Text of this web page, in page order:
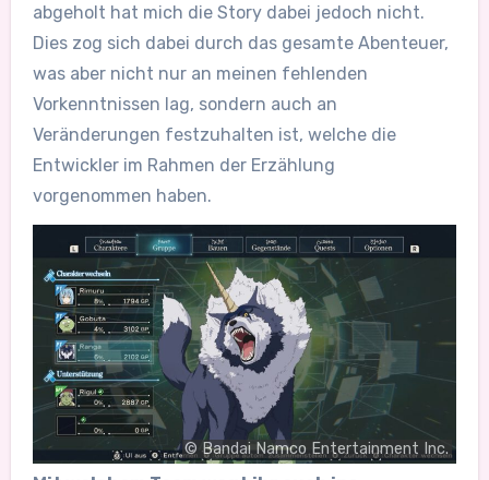
abgeholt hat mich die Story dabei jedoch nicht.
Dies zog sich dabei durch das gesamte Abenteuer,
was aber nicht nur an meinen fehlenden
Vorkenntnissen lag, sondern auch an
Veränderungen festzuhalten ist, welche die
Entwickler im Rahmen der Erzählung
vorgenommen haben.
© Bandai Namco Entertainment Inc.